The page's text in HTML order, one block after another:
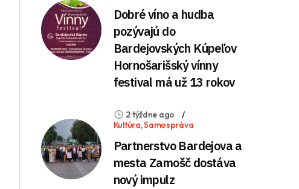
Dobré víno a hudba
pozývajú do
Bardejovských Kúpeľov
Hornošarišský vínny
festival má už 13 rokov
2 týždne ago
Kultúra,Samospráva
Partnerstvo Bardejova a
mesta Zamošč dostáva
nový impulz